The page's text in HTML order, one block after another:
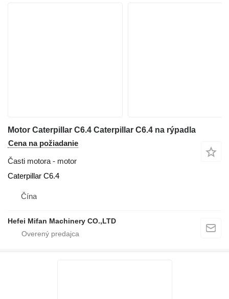
Motor Caterpillar C6.4 Caterpillar C6.4 na rýpadla
Cena na požiadanie
Časti motora - motor
Caterpillar C6.4
Čína
Hefei Mifan Machinery CO.,LTD